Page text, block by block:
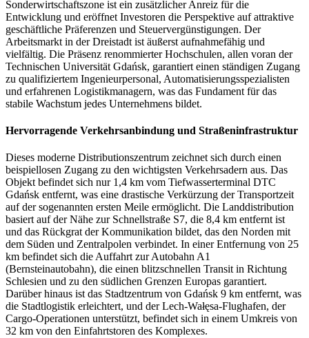
Sonderwirtschaftszone ist ein zusätzlicher Anreiz für die
Entwicklung und eröffnet Investoren die Perspektive auf attraktive
geschäftliche Präferenzen und Steuervergünstigungen. Der
Arbeitsmarkt in der Dreistadt ist äußerst aufnahmefähig und
vielfältig. Die Präsenz renommierter Hochschulen, allen voran der
Technischen Universität Gdańsk, garantiert einen ständigen Zugang
zu qualifiziertem Ingenieurpersonal, Automatisierungsspezialisten
und erfahrenen Logistikmanagern, was das Fundament für das
stabile Wachstum jedes Unternehmens bildet.
Hervorragende Verkehrsanbindung und Straßeninfrastruktur
Dieses moderne Distributionszentrum zeichnet sich durch einen
beispiellosen Zugang zu den wichtigsten Verkehrsadern aus. Das
Objekt befindet sich nur 1,4 km vom Tiefwasserterminal DTC
Gdańsk entfernt, was eine drastische Verkürzung der Transportzeit
auf der sogenannten ersten Meile ermöglicht. Die Landdistribution
basiert auf der Nähe zur Schnellstraße S7, die 8,4 km entfernt ist
und das Rückgrat der Kommunikation bildet, das den Norden mit
dem Süden und Zentralpolen verbindet. In einer Entfernung von 25
km befindet sich die Auffahrt zur Autobahn A1
(Bernsteinautobahn), die einen blitzschnellen Transit in Richtung
Schlesien und zu den südlichen Grenzen Europas garantiert.
Darüber hinaus ist das Stadtzentrum von Gdańsk 9 km entfernt, was
die Stadtlogistik erleichtert, und der Lech-Wałęsa-Flughafen, der
Cargo-Operationen unterstützt, befindet sich in einem Umkreis von
32 km von den Einfahrtstoren des Komplexes.